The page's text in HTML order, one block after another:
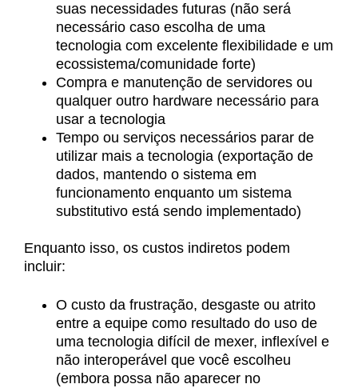
suas necessidades futuras (não será
necessário caso escolha de uma
tecnologia com excelente flexibilidade e um
ecossistema/comunidade forte)
Compra e manutenção de servidores ou
qualquer outro hardware necessário para
usar a tecnologia
Tempo ou serviços necessários parar de
utilizar mais a tecnologia (exportação de
dados, mantendo o sistema em
funcionamento enquanto um sistema
substitutivo está sendo implementado)
Enquanto isso, os custos indiretos podem
incluir:
O custo da frustração, desgaste ou atrito
entre a equipe como resultado do uso de
uma tecnologia difícil de mexer, inflexível e
não interoperável que você escolheu
(embora possa não aparecer no